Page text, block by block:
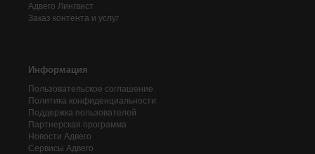
Адвего Лингвист
Заказ контента и услуг
Информация
Пользовательское соглашение
Политика конфиденциальности
Поддержка пользователей
Партнерская программа
Новости Адвего
Сервисы Адвего